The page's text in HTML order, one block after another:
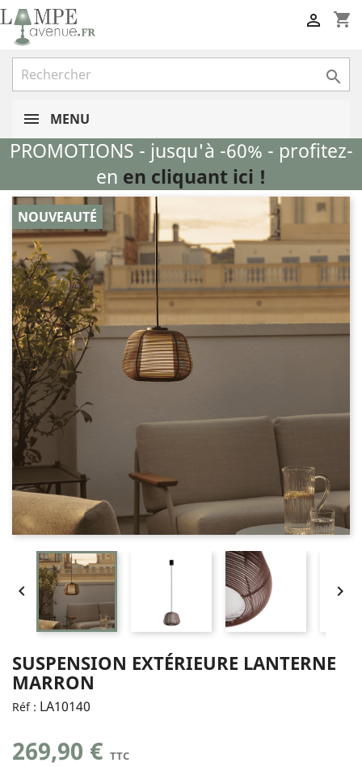
shopping_cart


MENU
PROMOTIONS - jusqu'à -60% - profitez-
en en cliquant ici !
NOUVEAUTÉ
 
SUSPENSION EXTÉRIEURE LANTERNE
MARRON
Réf : LA10140
269,90 € TTC